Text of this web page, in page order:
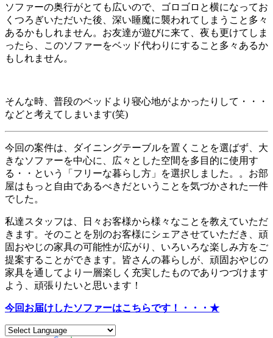
ソファーの奥行がとても広いので、ゴロゴロと横になってお
くつろぎいただいた後、深い睡魔に襲われてしまうこと多々
あるかもしれません。お友達が遊びに来て、夜も更けてしま
ったら、このソファーをベッド代わりにすること多々あるか
もしれません。
そんな時、普段のベッドより寝心地がよかったりして・・・
などと考えてしまいます(笑)
今回の案件は、ダイニングテーブルを置くことを選ばず、大
きなソファーを中心に、広々とした空間を多目的に使用す
る・・という「フリーな暮らし方」を選択しました。。お部
屋はもっと自由であるべきだということを気づかされた一件
でした。
私達スタッフは、日々お客様から様々なことを教えていただ
きます。そのことを別のお客様にシェアさせていただき、頑
固おやじの家具の可能性が広がり、いろいろな楽しみ方をご
提案することができます。皆さんの暮らしが、頑固おやじの
家具を通してより一層楽しく充実したものでありつづけます
よう、頑張りたいと思います！
今回お届けしたソファーはこちらです！・・・★